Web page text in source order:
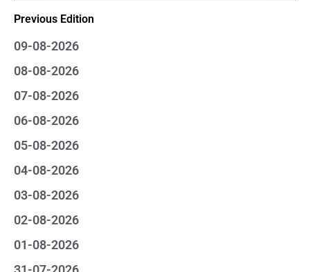
Previous Edition
09-08-2026
08-08-2026
07-08-2026
06-08-2026
05-08-2026
04-08-2026
03-08-2026
02-08-2026
01-08-2026